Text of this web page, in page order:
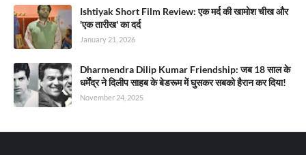
Ishtiyak Short Film Review: एक मर्द की खामोश चीख और
'एक तारीख' का दर्द
January 21, 2026
Dharmendra Dilip Kumar Friendship: जब 18 साल के
धर्मेंद्र ने दिलीप साहब के बेडरूम में घुसकर सबको हैरान कर दिया!
November 24, 2025